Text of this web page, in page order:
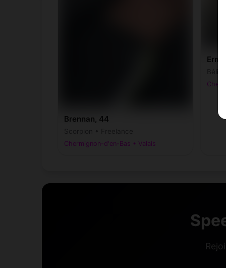
Brennan, 44
Chermignon-d'en-Bas • Valais